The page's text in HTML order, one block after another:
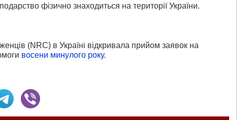
фізично знаходиться на території України.
(NRC) в Україні відкривала прийом заявок на
восени минулого року.